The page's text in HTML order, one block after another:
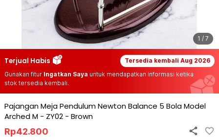
1 / 7
Terjual Habis Tersedia kembali Aug 2026
Gunakan fitur Ingatkan Saya untuk mendapatkan informasi ketika
stok tersedia kembali.
Pajangan Meja Pendulum Newton Balance 5 Bola Model
Arched M - ZY02 - Brown
Rp42.800